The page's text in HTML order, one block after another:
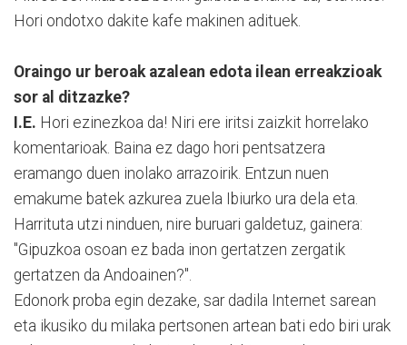
Hori ondotxo dakite kafe makinen adituek.
Oraingo ur beroak azalean edota ilean erreakzioak
sor al ditzazke?
I.E. Hori ezinezkoa da! Niri ere iritsi zaizkit horrelako
komentarioak. Baina ez dago hori pentsatzera
eramango duen inolako arrazoirik. Entzun nuen
emakume batek azkurea zuela Ibiurko ura dela eta.
Harrituta utzi ninduen, nire buruari galdetuz, gainera:
"Gipuzkoa osoan ez bada inon gertatzen zergatik
gertatzen da Andoainen?".
Edonork proba egin dezake, sar dadila Internet sarean
eta ikusiko du milaka pertsonen artean bati edo biri urak